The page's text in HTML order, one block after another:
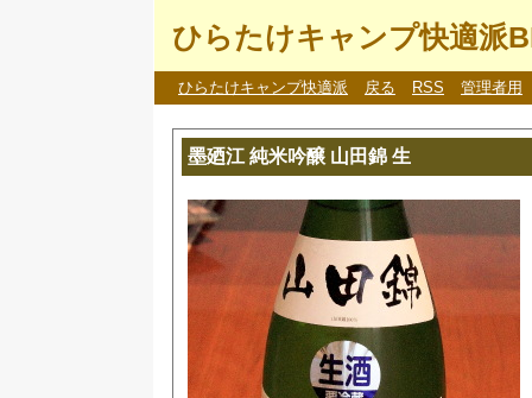
ひらたけキャンプ快適派
ひらたけキャンプ快適派 戻る RSS 管理者用
墨廼江 純米吟醸 山田錦 生